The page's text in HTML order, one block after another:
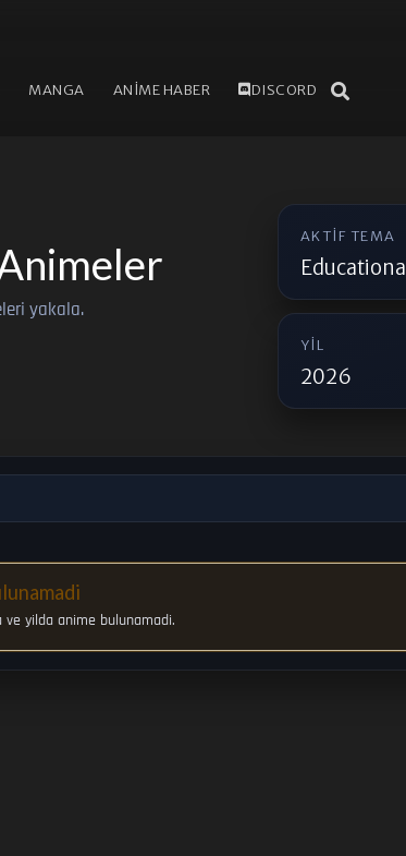
MANGA ANİME HABER DISCORD
yakala.
AKTIF TEMA
Educational
YIL
2026
ve yilda anime bulunamadi.